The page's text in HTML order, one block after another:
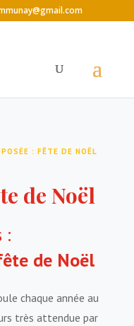
: FÊTE DE NOËL
de Noël
:
de Noël
chaque année au
très attendue par